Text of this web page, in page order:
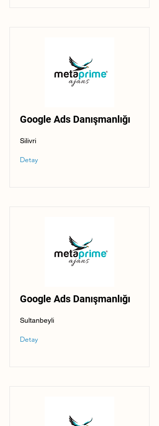
Google Ads Danışmanlığı
Silivri
Detay
Google Ads Danışmanlığı
Sultanbeyli
Detay